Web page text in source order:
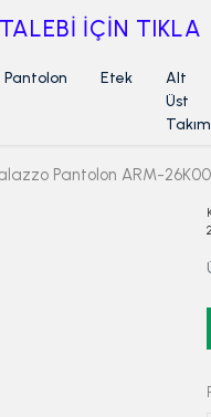
İÇİN TIKLA
Pantolon Etek
Alt
Üst
Takım
Pantolon ARM-